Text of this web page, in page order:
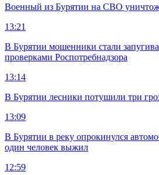
Военный из Бурятии на СВО
13:21
В Бурятии мошенники стали
проверками Роспотребнадзора
13:14
В Бурятии лесники потушили три
13:09
В Бурятии в реку опрокинулся
один человек выжил
12:59